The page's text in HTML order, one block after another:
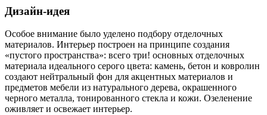
Дизайн-идея
Особое внимание было уделено подбору отделочных
материалов. Интерьер построен на принципе создания
«пустого пространства»: всего три! основных отделочных
материала идеального серого цвета: камень, бетон и ковролин
создают нейтральный фон для акцентных материалов и
предметов мебели из натурального дерева, окрашенного
черного металла, тонированного стекла и кожи. Озеленение
оживляет и освежает интерьер.